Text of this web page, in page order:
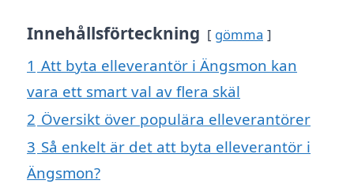
Innehållsförteckning gömma
1 Att byta elleverantör i Ängsmon kan
vara ett smart val av flera skäl
2 Översikt över populära elleverantörer
3 Så enkelt är det att byta elleverantör i
Ängsmon?